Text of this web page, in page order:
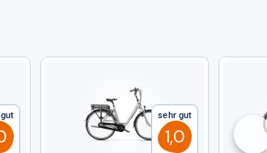
gut Sehr gut
1,0